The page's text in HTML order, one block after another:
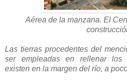
Aérea de la manzana. El
Las tierras procedentes del
ser empleadas en rellenar los
existen en la margen del río, a